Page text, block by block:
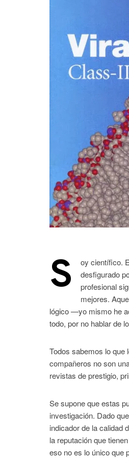
S
oy científico.
desfigurado
profesional
mejores.
lógico —yo mismo he
todo, por no hablar de
Todos sabemos lo que
compañeros no son
revistas de prestigio,
Se supone que estas
investigación. Dado
indicador de la calidad
la reputación que
eso no es lo único que